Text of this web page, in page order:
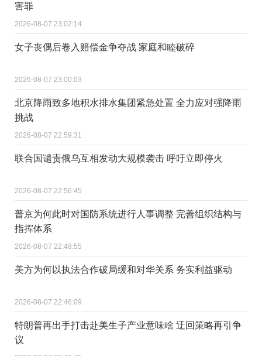
害罪
2026-08-07 23:02:14
女子丧偶后卷入赔偿金争夺战 家庭和睦破碎
2026-08-07 23:00:03
北京降雨致多地积水排水集团紧急处置 全力应对强降雨
挑战
2026-08-07 22:59:31
联合国谴责俄乌互相发动大规模袭击 呼吁立即停火
2026-08-07 22:56:45
普京为何此时对国防系统进行人事调整 完善组织结构与
指挥体系
2026-08-07 22:48:55
美方为何以执法合作破局缓和对华关系 务实利益驱动
2026-08-07 22:46:09
特朗普再出手打击赴美生子产业意味啥 迂回策略再引争
议